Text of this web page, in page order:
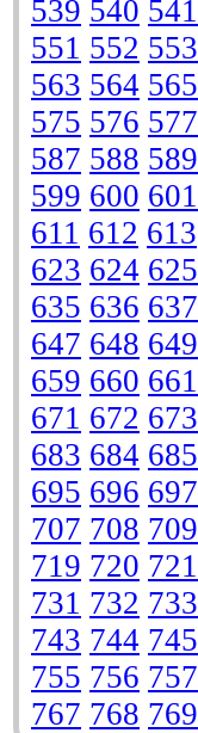
539 540 541
551 552 553
563 564 565
575 576 577
587 588 589
599 600 601
611 612 613
623 624 625
635 636 637
647 648 649
659 660 661
671 672 673
683 684 685
695 696 697
707 708 709
719 720 721
731 732 733
743 744 745
755 756 757
767 768 769